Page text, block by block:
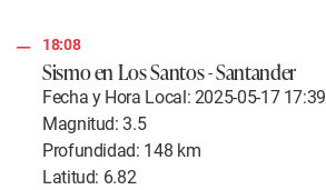
18:08
Sismo en Los Santos - Santander
Fecha y Hora Local: 2025-05-17 17:39
Magnitud: 3.5
Profundidad: 148 km
Latitud: 6.82